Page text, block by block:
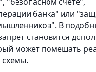
банка" или
В
становится
может помешать